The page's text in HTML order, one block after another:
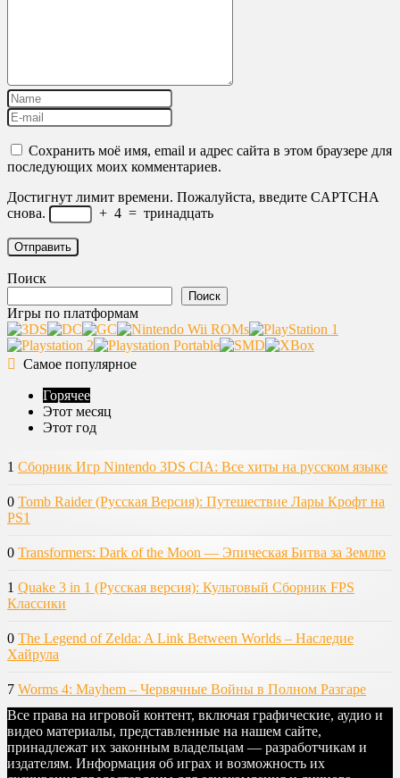
Сохранить моё имя, email и адрес сайта в этом браузере для
последующих моих комментариев.
Достигнут лимит времени. Пожалуйста, введите CAPTCHA
снова.
+ 4 = тринадцать
Поиск
Поиск
Игры по платформам
Самое популярное
Горячее
Этот месяц
Этот год
1 Сборник Игр Nintendo 3DS CIA: Все хиты на русском языке
0 Tomb Raider (Русская Версия): Путешествие Лары Крофт на
PS1
0 Transformers: Dark of the Moon — Эпическая Битва за Землю
1 Quake 3 in 1 (Русская версия): Культовый Сборник FPS
Классики
0 The Legend of Zelda: A Link Between Worlds – Наследие
Хайрула
7 Worms 4: Mayhem – Червячные Войны в Полном Разгаре
Все права на игровой контент, включая графические, аудио и
видео материалы, представленные на нашем сайте,
принадлежат их законным владельцам — разработчикам и
издателям. Информация об играх и возможность их